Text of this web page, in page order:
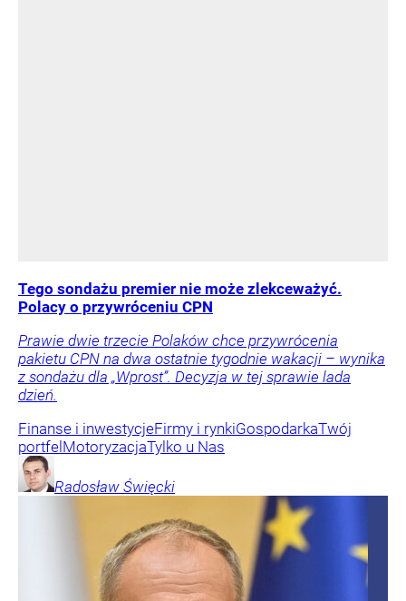
Tego sondażu premier nie może zlekceważyć.
Polacy o przywróceniu CPN
Prawie dwie trzecie Polaków chce przywrócenia
pakietu CPN na dwa ostatnie tygodnie wakacji – wynika
z sondażu dla „Wprost”. Decyzja w tej sprawie lada
dzień.
Finanse i inwestycjeFirmy i rynkiGospodarkaTwój
portfel MotoryzacjaTylko u Nas
Radosław Święcki